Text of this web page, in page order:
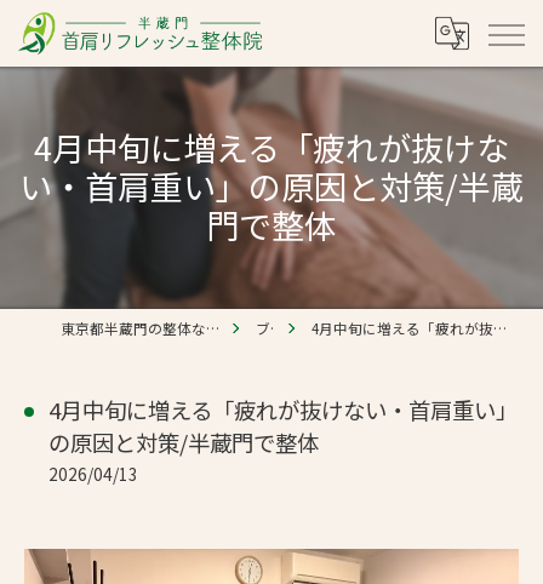
4月中旬に増える「疲れが抜けな
い・首肩重い」の原因と対策/半蔵
門で整体
東京都半蔵門の整体なら半蔵門 首肩リフレッシュ整体院 ブログ 4月中旬に増える「疲れが抜けない・首肩重い」の原因と対策/半蔵門で整体
4月中旬に増える「疲れが抜けない・首肩重い」
の原因と対策/半蔵門で整体
2026/04/13